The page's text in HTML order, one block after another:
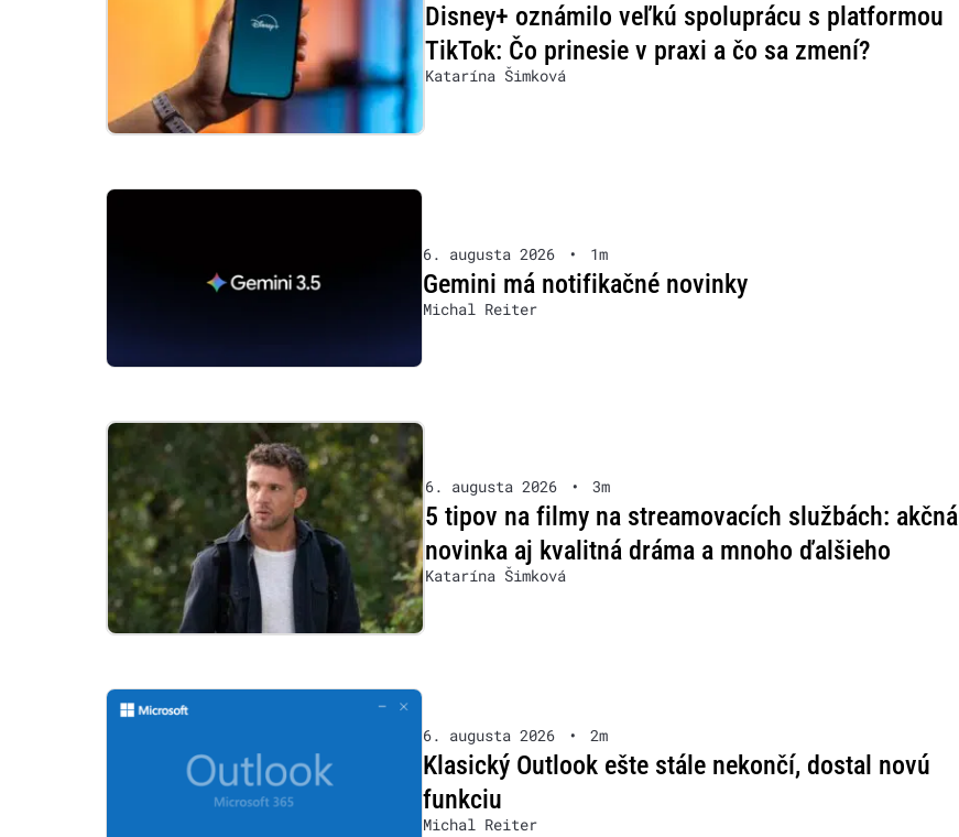
Disney+ oznámilo veľkú spoluprácu s platformou
TikTok: Čo prinesie v praxi a čo sa zmení?
Katarína Šimková
6. augusta 2026 • 1m
Gemini má notifikačné novinky
Michal Reiter
6. augusta 2026 • 3m
5 tipov na filmy na streamovacích službách: akčná
novinka aj kvalitná dráma a mnoho ďalšieho
Katarína Šimková
6. augusta 2026 • 2m
Klasický Outlook ešte stále nekončí, dostal novú
funkciu
Michal Reiter